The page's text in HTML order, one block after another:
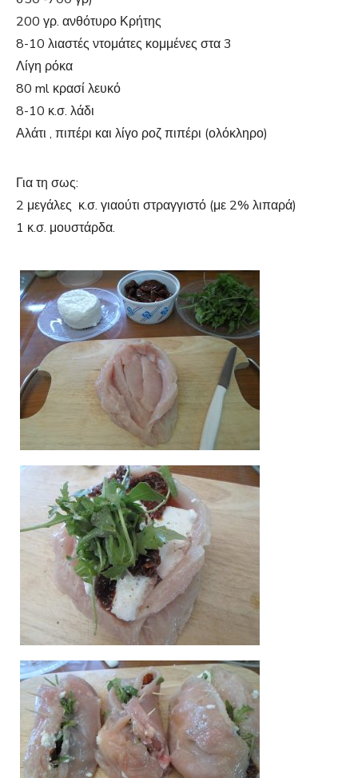
200 γρ. ανθότυρο Κρήτης
8-10 λιαστές ντομάτες κομμένες στα 3
Λίγη ρόκα
80 ml κρασί λευκό
8-10 κ.σ. λάδι
Αλάτι , πιπέρι και λίγο ροζ πιπέρι (ολόκληρο)
Για τη σως:
2 μεγάλες κ.σ. γιαούτι στραγγιστό (με 2% λιπαρά)
1 κ.σ. μουστάρδα.